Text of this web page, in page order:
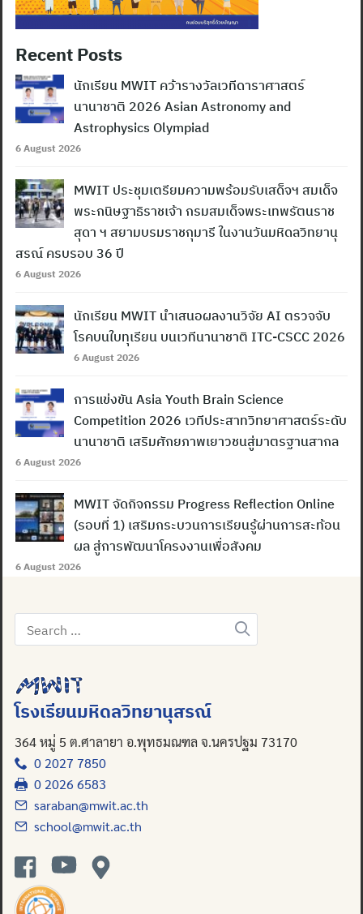
Recent Posts
นักเรียน MWIT คว้ารางวัลเวทีดาราศาสตร์
นานาชาติ 2026 Asian Astronomy and
Astrophysics Olympiad
6 August 2026
MWIT ประชุมเตรียมความพร้อมรับเสด็จฯ สมเด็จ
พระกนิษฐาธิราชเจ้า กรมสมเด็จพระเทพรัตนราช
สุดา ฯ สยามบรมราชกุมารี ในงานวันมหิดลวิทยานุ
สรณ์ ครบรอบ 36 ปี
6 August 2026
นักเรียน MWIT นำเสนอผลงานวิจัย AI ตรวจจับ
โรคบนใบทุเรียน บนเวทีนานาชาติ ITC-CSCC 2026
6 August 2026
การแข่งขัน Asia Youth Brain Science
Competition 2026 เวทีประสาทวิทยาศาสตร์ระดับ
นานาชาติ เสริมศักยภาพเยาวชนสู่มาตรฐานสากล
6 August 2026
MWIT จัดกิจกรรม Progress Reflection Online
(รอบที่ 1) เสริมกระบวนการเรียนรู้ผ่านการสะท้อน
ผล สู่การพัฒนาโครงงานเพื่อสังคม
6 August 2026
Search
for:
โรงเรียนมหิดลวิทยานุสรณ์
364 หมู่ 5 ต.ศาลายา อ.พุทธมณฑล จ.นครปฐม 73170
0 2027 7850
0 2026 6583
saraban@mwit.ac.th
school@mwit.ac.th